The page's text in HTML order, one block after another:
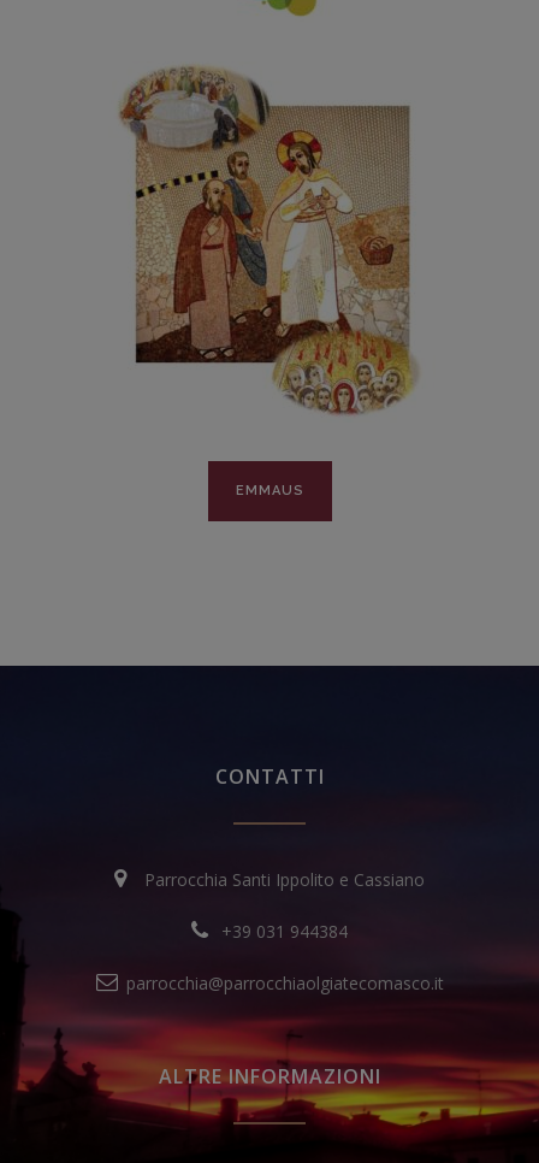
EMMAUS
CONTATTI
Parrocchia Santi Ippolito e Cassiano
+39 031 944384
parrocchia@parrocchiaolgiatecomasco.it
ALTRE INFORMAZIONI